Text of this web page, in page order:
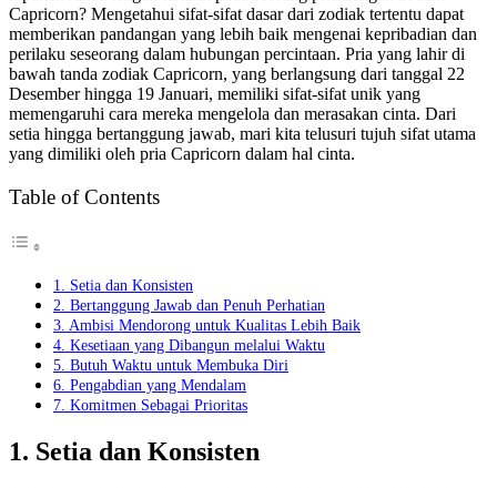
Capricorn? Mengetahui sifat-sifat dasar dari zodiak tertentu dapat
memberikan pandangan yang lebih baik mengenai kepribadian dan
perilaku seseorang dalam hubungan percintaan. Pria yang lahir di
bawah tanda zodiak Capricorn, yang berlangsung dari tanggal 22
Desember hingga 19 Januari, memiliki sifat-sifat unik yang
memengaruhi cara mereka mengelola dan merasakan cinta. Dari
setia hingga bertanggung jawab, mari kita telusuri tujuh sifat utama
yang dimiliki oleh pria Capricorn dalam hal cinta.
Table of Contents
1. Setia dan Konsisten
2. Bertanggung Jawab dan Penuh Perhatian
3. Ambisi Mendorong untuk Kualitas Lebih Baik
4. Kesetiaan yang Dibangun melalui Waktu
5. Butuh Waktu untuk Membuka Diri
6. Pengabdian yang Mendalam
7. Komitmen Sebagai Prioritas
1. Setia dan Konsisten